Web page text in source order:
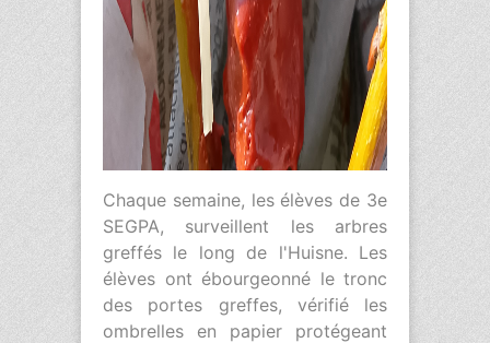
Chaque semaine, les élèves de 3e
SEGPA, surveillent les arbres
greffés le long de l'Huisne. Les
élèves ont ébourgeonné le tronc
des portes greffes, vérifié les
ombrelles en papier protégeant